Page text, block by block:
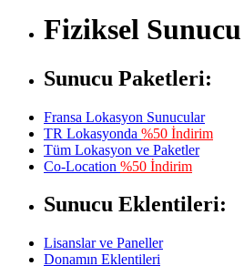
Fiziksel
Sunucu Paketleri:
Fransa Lokasyon Sunucular
TR Lokasyonda %50 İndirim
Tüm Lokasyon ve Paketler
Co-Location %50 İndirim
Sunucu Eklentileri:
Lisanslar ve Paneller
Donamın Eklentileri